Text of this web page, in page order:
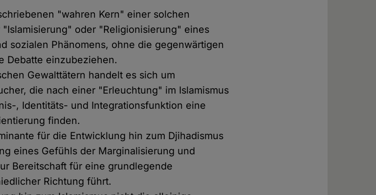
"wahren Kern" einer solchen
oder "Religionisierung" eines
sozialen Phänomens, ohne die gegenwärtigen
Debatte einzubeziehen.
Gewalttätern handelt es sich um
die nach einer "Erleuchtung" im Islamismus
, Identitäts- und Integrationsfunktion eine
finden.
für die Entwicklung hin zum Djihadismus
eines Gefühls der Marginalisierung und
Bereitschaft für eine grundlegende
Richtung führt.